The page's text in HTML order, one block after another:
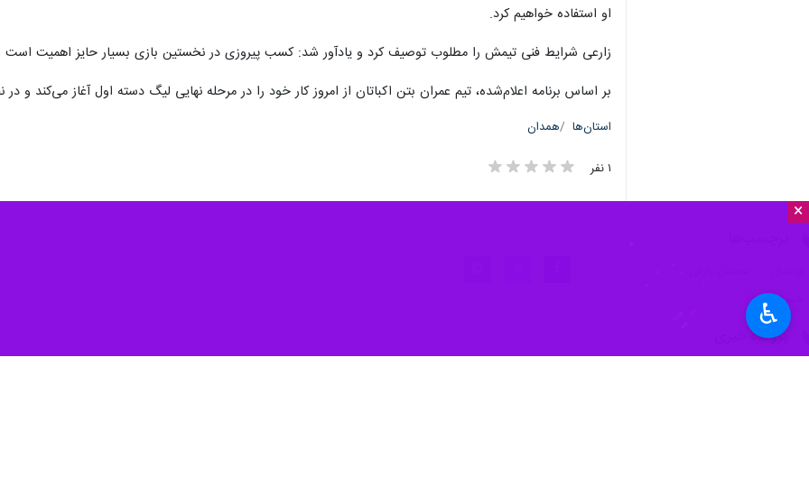
×
او استفاده خواهیم کرد.
زارعی شرایط فنی تیمش را مطلوب توصیف کرد و یادآور شد: کسب پیروزی در نخستین بازی بسیار حایز اهمیت است
بر اساس برنامه اعلام‌شده، تیم عمران بتن اکباتان از امروز کار خود را در مرحله نهایی لیگ دسته اول آغاز می‌کند
استان‌ها همدان
۱ نفر
همدان
پروندهٔ خبری
♿︎